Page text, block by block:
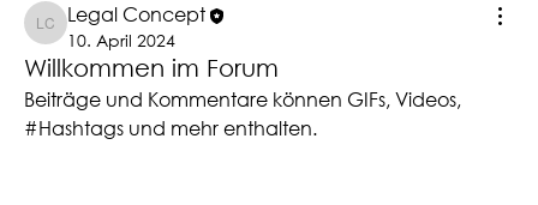
Legal Concept
Legal Concept
10. April 2024
Willkommen im Forum
Beiträge und Kommentare können GIFs, Videos,
#Hashtags und mehr enthalten.